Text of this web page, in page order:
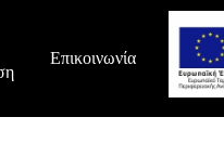
Επικοινωνία